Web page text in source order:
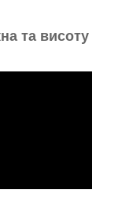
та висоту